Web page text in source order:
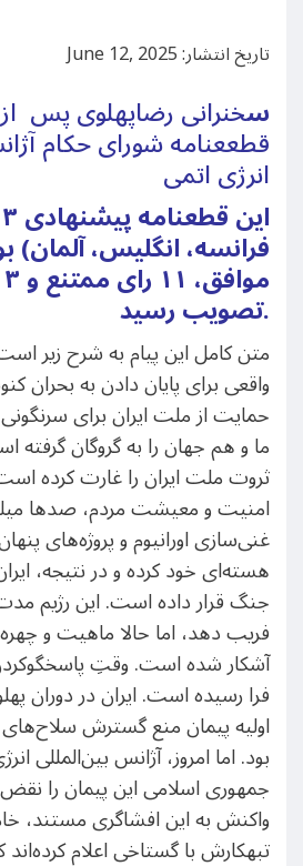
تاریخ انتشار: June 12, 2025
سخنرانی رضاپهلوی پس
قطععنامه شورای حکام
انرژی اتمی
تصویب رسید.
متن کامل این پیام به شرح زیر
واقعی برای پایان دادن به بحران
حمایت از ملت ایران برای
ما و هم جهان را به گروگان
ثروت ملت ایران را غارت کرده
امنیت و معیشت مردم، صدها
غنی‌سازی اورانیوم و پروژه‌‌های
هسته‌ای خود کرده و در نتیجه،
جنگ قرار داده است. این رژیم
فریب دهد، اما حالا ماهیت و
آشکار شده است. وقتِ
فرا رسیده است. ایران در دوران
بود. اما امروز، آژانس بین‌المللی
جمهوری اسلامی این پیمان را
واکنش به این افشاگری مستند،
تبهکارش با گستاخی اعلام